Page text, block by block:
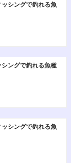
シングで釣れる魚
ングで釣れる魚種
シングで釣れる魚